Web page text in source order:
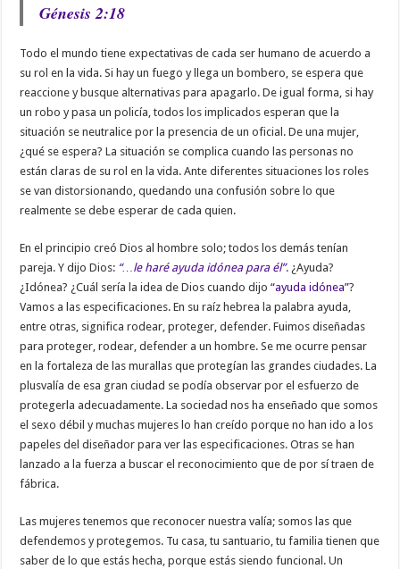
Génesis 2:18
Todo el mundo tiene expectativas de cada ser humano de acuerdo a
su rol en la vida. Si hay un fuego y llega un bombero, se espera que
reaccione y busque alternativas para apagarlo. De igual forma, si hay
un robo y pasa un policía, todos los implicados esperan que la
situación se neutralice por la presencia de un oficial. De una mujer,
¿qué se espera? La situación se complica cuando las personas no
están claras de su rol en la vida. Ante diferentes situaciones los roles
se van distorsionando, quedando una confusión sobre lo que
realmente se debe esperar de cada quien.
En el principio creó Dios al hombre solo; todos los demás tenían
pareja. Y dijo Dios: “…le haré ayuda idónea para él”. ¿Ayuda?
¿Idónea? ¿Cuál sería la idea de Dios cuando dijo“ayuda idónea”?
Vamos a las especificaciones. En su raíz hebrea la palabra ayuda,
entre otras, significa rodear, proteger, defender. Fuimos diseñadas
para proteger, rodear, defender a un hombre. Se me ocurre pensar
en la fortaleza de las murallas que protegían las grandes ciudades. La
plusvalía de esa gran ciudad se podía observar por el esfuerzo de
protegerla adecuadamente. La sociedad nos ha enseñado que somos
el sexo débil y muchas mujeres lo han creído porque no han ido a los
papeles del diseñador para ver las especificaciones. Otras se han
lanzado a la fuerza a buscar el reconocimiento que de por sí traen de
fábrica.
Las mujeres tenemos que reconocer nuestra valía; somos las que
defendemos y protegemos. Tu casa, tu santuario, tu familia tienen que
saber de lo que estás hecha, porque estás siendo funcional. Un